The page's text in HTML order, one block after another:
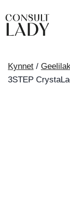
sisältöön
Kynnet /
3STEP